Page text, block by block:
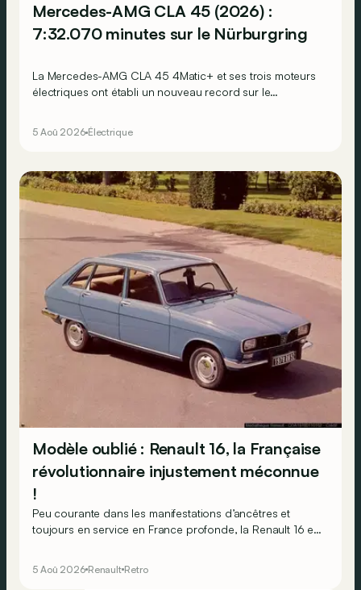
Mercedes-AMG CLA 45 (2026) :
7:32.070 minutes sur le Nürburgring
La Mercedes-AMG CLA 45 4Matic+ et ses trois moteurs
électriques ont établi un nouveau record sur le
5 Aoû 2026 Électrique
Modèle oublié : Renault 16, la Française
révolutionnaire injustement méconnue
!
Peu courante dans les manifestations d’ancêtres et
toujours en service en France profonde, la Renault 16 est
5 Aoû 2026 Renault Retro